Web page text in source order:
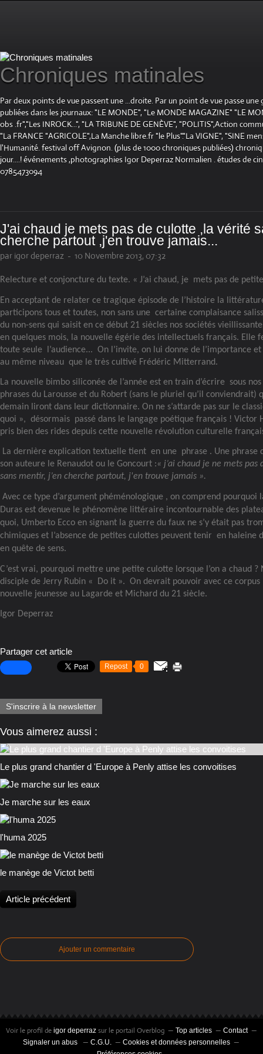
Chroniques matinales
Par deux points de vue passent une ...droite. Par un point de vue passe
publiées dans les journaux: "LE MONDE", "Le MONDE MAGAZINE" "LE
obs .fr","Les INROCK...", "LA TRIBUNE DE GENÈVE", "POLITIS",Action
"La FRANCE "AGRICOLE",La Manche libre.fr "le Plus"."La VIGNE", "SINE
l'Humanité. festival off Avignon. (plus de 1000 chroniques publiées)
jour....! événements ,photographies Igor Deperraz Normalien . études de
0785473094
J'ai chaud je mets pas de culotte ,la vérité
cherche partout ,j'en trouve jamais...
par igor deperraz - 10 Novembre 2013, 07:32
Relecture et conjoncture du texte. « J’ai chaud, je mets pas de
En acceptant de relater ce tragique épisode de l’histoire la
participons tous et toutes, non sans une certaine complaisance
du non-sens qui saisit en ce début 21 siècles nos sociétés
en quelques mois, la nouvelle égérie des intellectuels français. Elle
toute seule
l’audience... On l’invite, on lui donne de l’importance
au même niveau que le très cultivé Frédéric Mitterrand.
La nouvelle bimbo siliconée de l’année est en train d’écrire sous
phrases du Larousse et du Robert (sans le pluriel qu’il conviendrait)
demain liront dans leur dictionnaire. On ne s’attarde pas sur le
quoi », désormais passé dans le langage poétique français ! Victor
pris bien des rides depuis cette nouvelle révolution culturelle
La dernière explication textuelle tient en une phrase . Une phrase
son auteure le Renaudot ou le Goncourt :« j’ai chaud je ne mets
sans mentir, j’en cherche partout, j'en trouve jamais ».
Avec ce type d’argument phéménologique , on comprend
Duras est devenue le phénomène littéraire incontournable des
quoi, Umberto Ecco en signant la guerre du faux ne s’y était pas
chimiques et l’absence de petites culottes peuvent tenir en haleine
en quête de sens.
C’est vrai, pourquoi mettre une petite culotte lorsque l’on a chaud
disciple de Jerry Rubin « Do it ». On devrait pouvoir avec ce
nouvelle jeunesse au Lagarde et Michard du 21 siècle.
Igor Deperraz
Partager cet article
Repost 0
S'inscrire à la newsletter
Vous aimerez aussi :
Le plus grand chantier d 'Europe à Penly attise les convoitises
Je marche sur les eaux
l'huma 2025
le manège de Victot betti
Article précédent
Ajouter un commentaire
Voir le profil de igor deperraz sur le portail Overblog Top articles
Contact
Signaler un abus
C.G.U.
Cookies et données personnelles